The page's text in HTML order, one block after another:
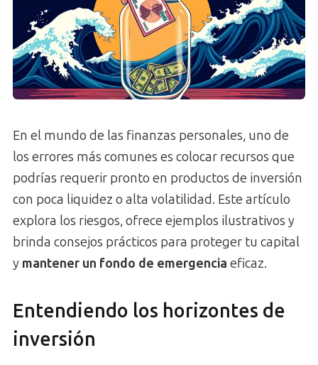
En el mundo de las finanzas personales, uno de
los errores más comunes es colocar recursos que
podrías requerir pronto en productos de inversión
con poca liquidez o alta volatilidad. Este artículo
explora los riesgos, ofrece ejemplos ilustrativos y
brinda consejos prácticos para proteger tu capital
y mantener un fondo de emergencia eficaz.
Entendiendo los horizontes de
inversión